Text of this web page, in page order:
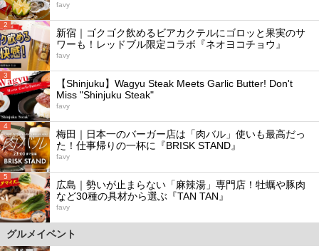
favy
2
新宿｜ゴクゴク飲めるビアカクテルにゴロッと果実のサ
ワーも！レッドブル限定コラボ『ネオヨコチョウ』
favy
3
【Shinjuku】Wagyu Steak Meets Garlic Butter! Don't
Miss "Shinjuku Steak"
favy
4
梅田｜日本一のバーガー店は「肉バル」使いも最高だっ
た！仕事帰りの一杯に『BRISK STAND』
favy
5
広島｜勢いが止まらない「麻辣湯」専門店！牡蠣や豚肉
など30種の具材から選ぶ『TAN TAN』
favy
グルメイベント